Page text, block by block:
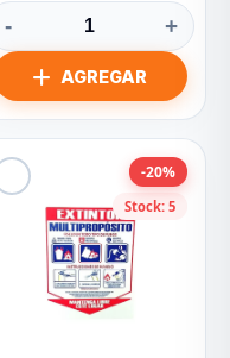
- +
Stock: 5
-20%